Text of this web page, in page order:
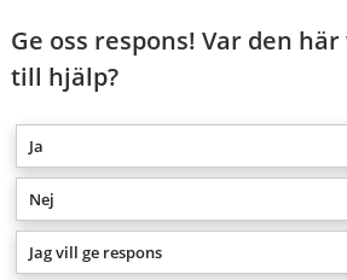
Ge oss respons! Var den
till hjälp?
Ja
Nej
Jag vill ge respons